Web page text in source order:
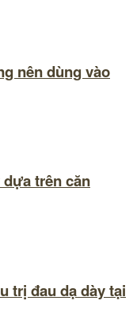
nên dùng vào
trên căn
trị đau dạ dày tại